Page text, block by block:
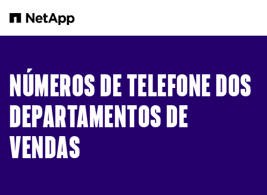
NÚMEROS DE TELEFONE DOS
DEPARTAMENTOS DE
VENDAS